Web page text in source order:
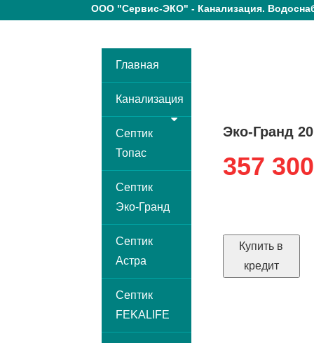
ООО "Сервис-ЭКО" - Канализация.
Главная
Канализация
Септик
Топас
Септик
Эко-Гранд
Септик
Астра
Септик
FEKALIFE
Эко-Гранд
357 300
Купить в
кредит